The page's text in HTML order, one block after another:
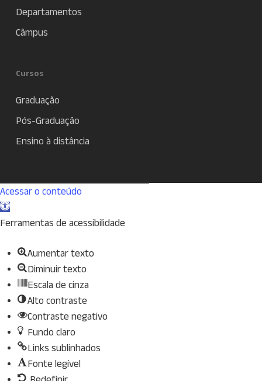
Departamentos
Câmpus
Cursos
Graduação
Pós-Graduação
Ensino à distância
Acessar o conteúdo
Abrir
a
de
ferramentas
Ferramentas de acessibilidade
Aumentar texto
Diminuir texto
Escala de cinza
Alto contraste
Contraste negativo
Fundo claro
Links sublinhados
Fonte legível